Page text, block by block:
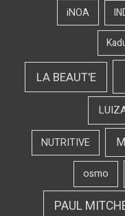
iNOA
LA BEAUT'E
NUTRITIVE
osmo
PAUL